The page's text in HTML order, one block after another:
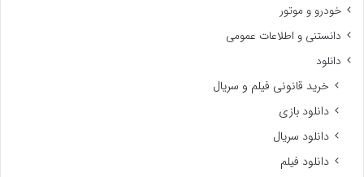
خودرو و موتور
دانستنی و اطلاعات عمومی
دانلود
خرید قانونی فیلم و سریال
دانلود بازی
دانلود سریال
دانلود فیلم